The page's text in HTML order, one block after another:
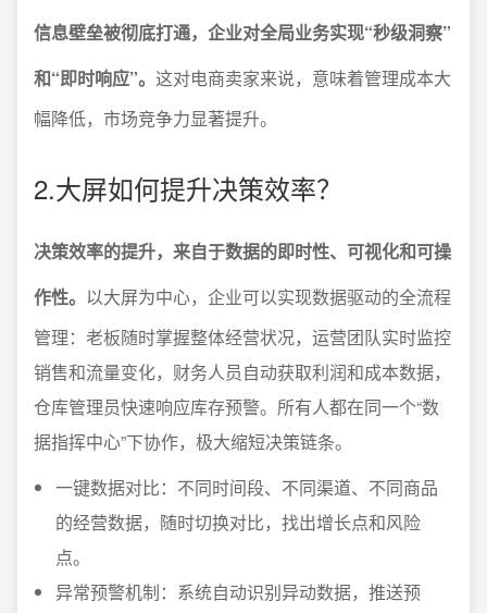
信息壁垒被彻底打通，企业对全局业务实现“秒级洞察”
和“即时响应”。 这对电商卖家来说，意味着管理成本大
幅降低，市场竞争力显著提升。
2.大屏如何提升决策效率？
决策效率的提升，来自于数据的即时性、可视化和可操
作性。 以大屏为中心，企业可以实现数据驱动的全流程
管理：老板随时掌握整体经营状况，运营团队实时监控
销售和流量变化，财务人员自动获取利润和成本数据，
仓库管理员快速响应库存预警。所有人都在同一个“数
据指挥中心”下协作，极大缩短决策链条。
一键数据对比：不同时间段、不同渠道、不同商品
的经营数据，随时切换对比，找出增长点和风险
点。
异常预警机制：系统自动识别异动数据，推送预